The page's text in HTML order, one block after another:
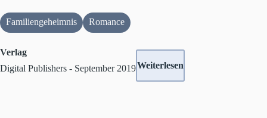
Familiengeheimnis Romance
Verlag
Digital Publishers - September 2019Weiterlesen